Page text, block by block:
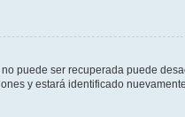
puede ser recuperada puede
y estará identificado